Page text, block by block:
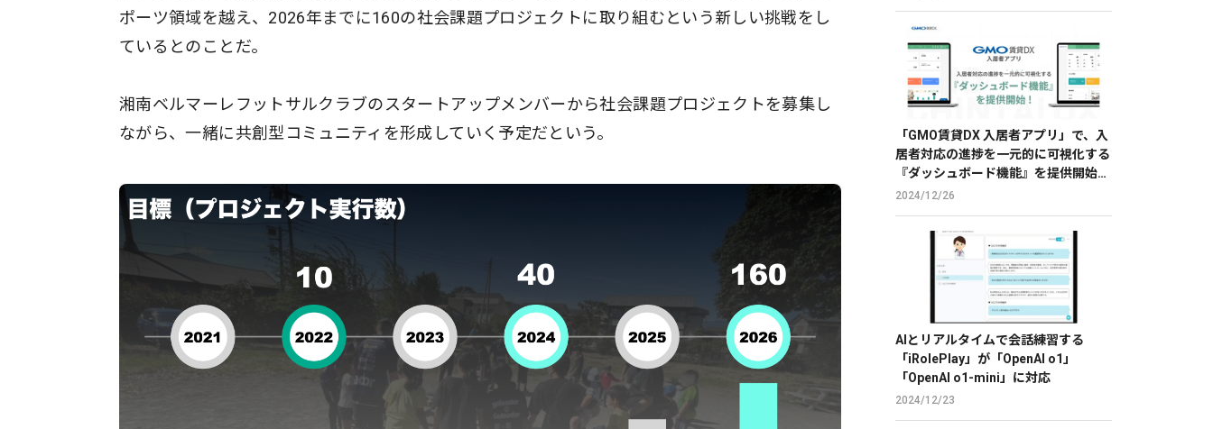
ポーツ領域を越え、2026年までに160の社会課題プロジェクトに取り組むという新しい挑戦をし
ているとのことだ。
湘南ベルマーレフットサルクラブのスタートアップメンバーから社会課題プロジェクトを募集し
ながら、一緒に共創型コミュニティを形成していく予定だという。
「GMO賃貸DX 入居者アプリ」で、入
居者対応の進捗を一元的に可視化する
『ダッシュボード機能』を提供開始
【GMO ReTech】
2024/12/26
AIとリアルタイムで会話練習する
「iRolePlay」が「OpenAI o1」
「OpenAI o1-mini」に対応
2024/12/23